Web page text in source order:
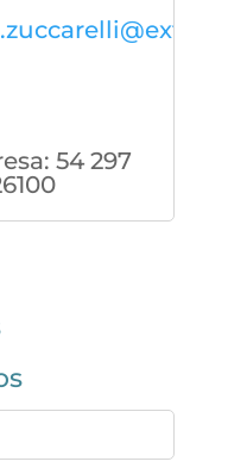
: 54 297